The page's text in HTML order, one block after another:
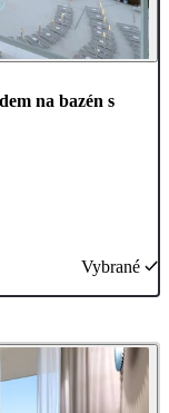
na bazén s
Vybrané